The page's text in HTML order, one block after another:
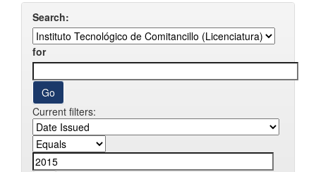
Search:
for
Current filters: